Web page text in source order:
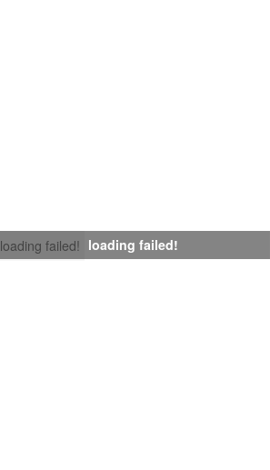
loading failed! loading failed!